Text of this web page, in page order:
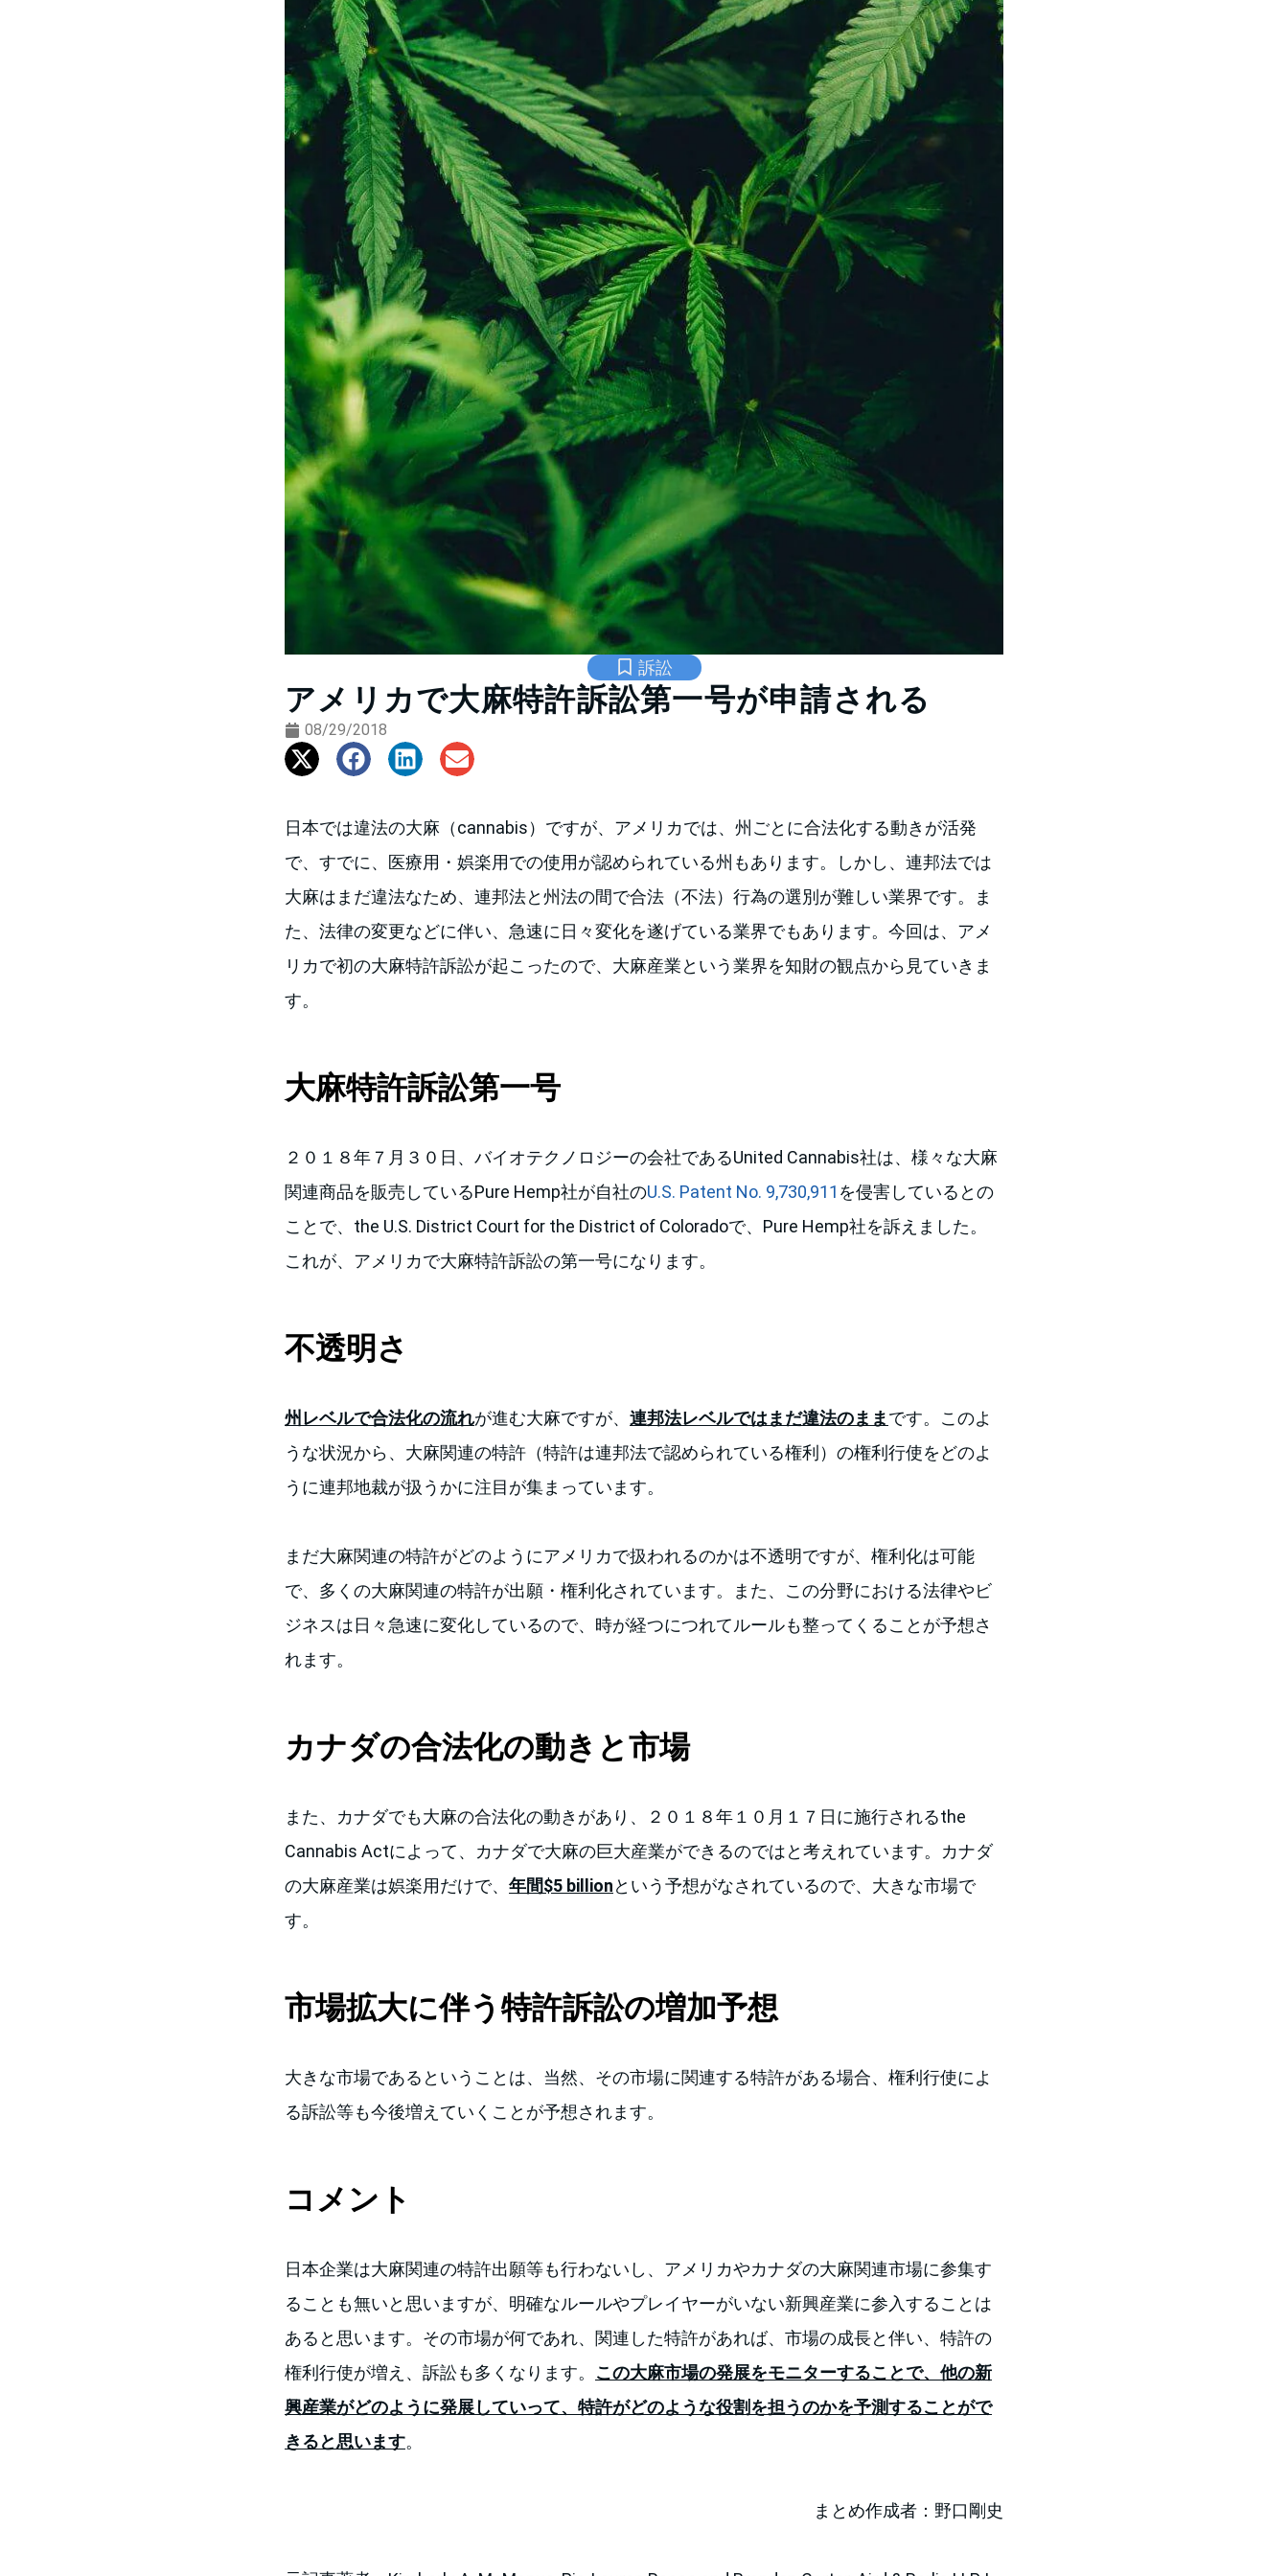
訴訟
アメリカで大麻特許訴訟第一号が申請される
08/29/2018
日本では違法の大麻（cannabis）ですが、アメリカでは、州ごとに合法化する動きが活発
で、すでに、医療用・娯楽用での使用が認められている州もあります。しかし、連邦法では
大麻はまだ違法なため、連邦法と州法の間で合法（不法）行為の選別が難しい業界です。ま
た、法律の変更などに伴い、急速に日々変化を遂げている業界でもあります。今回は、アメ
リカで初の大麻特許訴訟が起こったので、大麻産業という業界を知財の観点から見ていきま
す。
大麻特許訴訟第一号
２０１８年７月３０日、バイオテクノロジーの会社であるUnited Cannabis社は、様々な大麻
関連商品を販売しているPure Hemp社が自社のU.S. Patent No. 9,730,911 を侵害しているとの
ことで、the U.S. District Court for the District of Coloradoで、Pure Hemp社を訴えました。
これが、アメリカで大麻特許訴訟の第一号になります。
不透明さ
州レベルで合法化の流れが進む大麻ですが、 連邦法レベルではまだ違法のままです。このよ
うな状況から、大麻関連の特許（特許は連邦法で認められている権利）の権利行使をどのよ
うに連邦地裁が扱うかに注目が集まっています。
まだ大麻関連の特許がどのようにアメリカで扱われるのかは不透明ですが、権利化は可能
で、多くの大麻関連の特許が出願・権利化されています。また、この分野における法律やビ
ジネスは日々急速に変化しているので、時が経つにつれてルールも整ってくることが予想さ
れます。
カナダの合法化の動きと市場
また、カナダでも大麻の合法化の動きがあり、２０１８年１０月１７日に施行されるthe
Cannabis Actによって、カナダで大麻の巨大産業ができるのではと考えれています。カナダ
の大麻産業は娯楽用だけで、 年間$5 billionという予想がなされているので、大きな市場で
す。
市場拡大に伴う特許訴訟の増加予想
大きな市場であるということは、当然、その市場に関連する特許がある場合、権利行使によ
る訴訟等も今後増えていくことが予想されます。
コメント
日本企業は大麻関連の特許出願等も行わないし、アメリカやカナダの大麻関連市場に参集す
ることも無いと思いますが、明確なルールやプレイヤーがいない新興産業に参入することは
あると思います。その市場が何であれ、関連した特許があれば、市場の成長と伴い、特許の
権利行使が増え、訴訟も多くなります。 この大麻市場の発展をモニターすることで、他の新
興産業がどのように発展していって、特許がどのような役割を担うのかを予測することがで
きると思います。
まとめ作成者：野口剛史